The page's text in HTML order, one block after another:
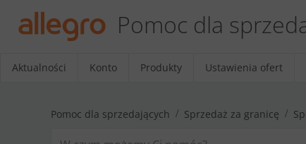
Pomoc dla
Aktualności Konto Produkty Ustawienia ofert
Pomoc dla sprzedających Sprzedaż za granicę